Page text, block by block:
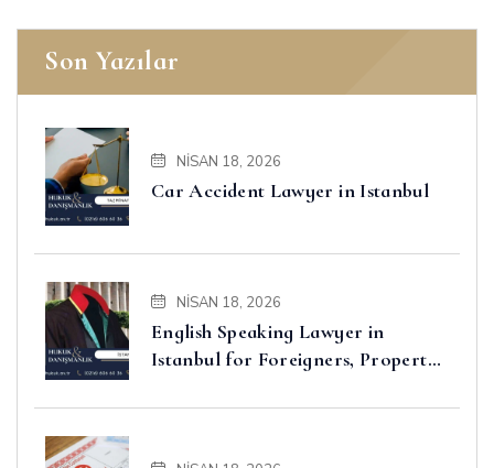
Son Yazılar
NISAN 18, 2026
Car Accident Lawyer in Istanbul
NISAN 18, 2026
English Speaking Lawyer in
Istanbul for Foreigners, Property,